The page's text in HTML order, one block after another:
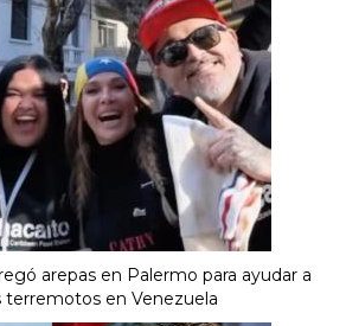
arepas en Palermo para ayudar a
terremotos en Venezuela